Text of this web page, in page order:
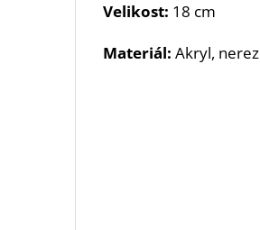
Velikost: 18 cm
Materiál: Akryl, nerez